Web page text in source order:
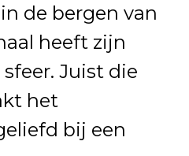
de bergen van
heeft zijn
Juist die
het
bij een